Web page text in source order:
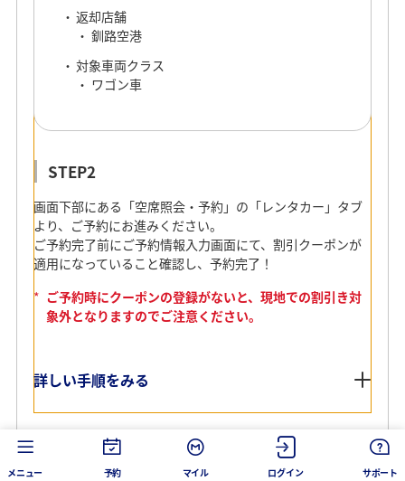
返却店舗
釧路空港
対象車両クラス
ワゴン車
STEP2
画面下部にある「空席照会・予約」の「レンタカー」タブ
より、ご予約にお進みください。
ご予約完了前にご予約情報入力画面にて、割引クーポンが
適用になっていること確認し、予約完了！
* ご予約時にクーポンの登録がないと、現地での割引き対
象外となりますのでご注意ください。
詳しい手順をみる
メニュー 予約 マイル ログイン サポート